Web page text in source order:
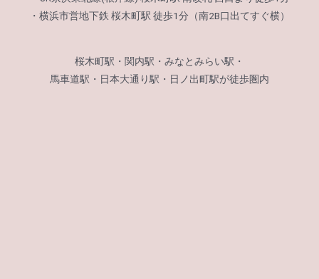
・横浜市営地下鉄 桜木町駅 徒歩1分（南2B口出てすぐ横）
桜木町駅・関内駅・みなとみらい駅・
馬車道駅・日本大通り駅・日ノ出町駅が徒歩圏内